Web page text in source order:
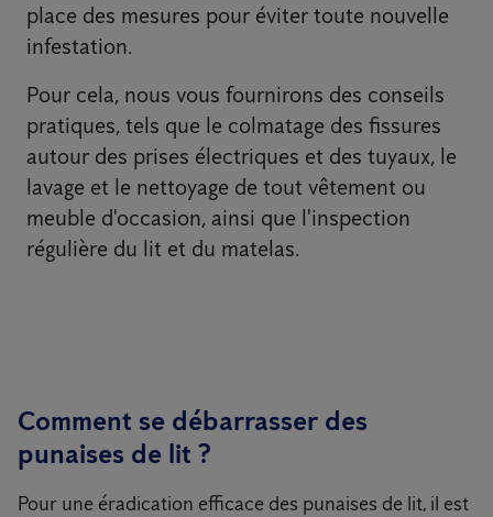
place des mesures pour éviter toute nouvelle
infestation.
Pour cela, nous vous fournirons des conseils
pratiques, tels que le colmatage des fissures
autour des prises électriques et des tuyaux, le
lavage et le nettoyage de tout vêtement ou
meuble d'occasion, ainsi que l'inspection
régulière du lit et du matelas.
Comment se débarrasser des
punaises de lit ?
Pour une éradication efficace des punaises de lit, il est